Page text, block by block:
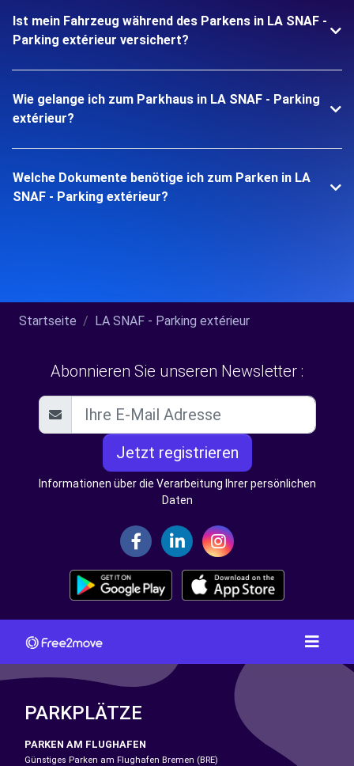
Ist mein Fahrzeug während des Parkens in LA SNAF -
Parking extérieur versichert?
Wie gelange ich zum Parkhaus in LA SNAF - Parking
extérieur?
Welche Dokumente benötige ich zum Parken in LA
SNAF - Parking extérieur?
Startseite LA SNAF - Parking extérieur
Abonnieren Sie unseren Newsletter :
Jetzt registrieren
Informationen über die Verarbeitung Ihrer persönlichen
Daten
PARKPLÄTZE
PARKEN AM FLUGHAFEN
Günstiges Parken am Flughafen Bremen (BRE)